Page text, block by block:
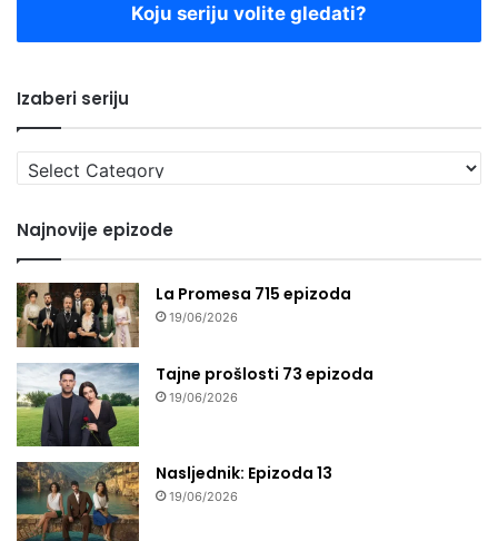
Koju seriju volite gledati?
Izaberi seriju
Izaberi
seriju
Najnovije epizode
La Promesa 715 epizoda
19/06/2026
Tajne prošlosti 73 epizoda
19/06/2026
Nasljednik: Epizoda 13
19/06/2026